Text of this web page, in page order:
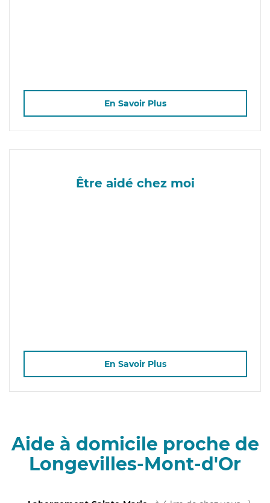
En Savoir Plus
Être aidé chez moi
En Savoir Plus
Aide à domicile proche de
Longevilles-Mont-d'Or